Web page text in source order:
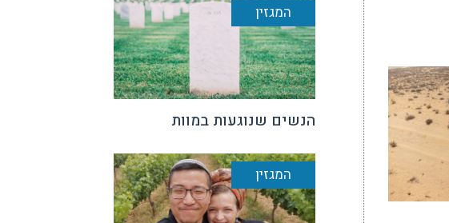
המגזין
הנשים שנוגעות במוות
המגזין